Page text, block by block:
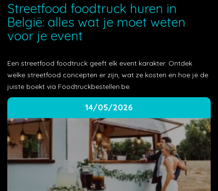
Streetfood foodtruck huren in
België: alles wat je moet weten
voor je event
Een streetfood foodtruck geeft elk event karakter. Ontdek
welke streetfood concepten er zijn, wat ze kosten en hoe je de
juiste boekt via Foodtruckbestellen.be.
14/05/2026